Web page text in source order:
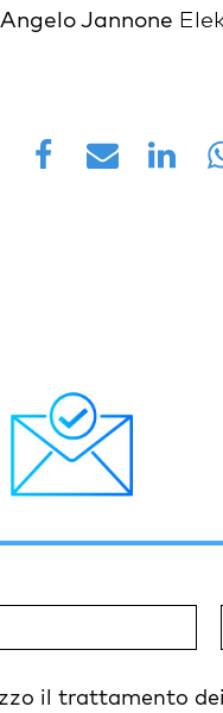
Angelo Jannone
il trattamento